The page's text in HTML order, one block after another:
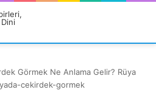
Görmek Ne Anlama Gelir? Rüya
cekirdek-gormek